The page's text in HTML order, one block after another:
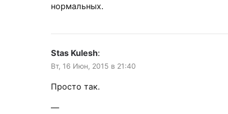
нормальных.
Stas Kulesh:
Вт, 16 Июн, 2015 в 21:40
Просто так.
—